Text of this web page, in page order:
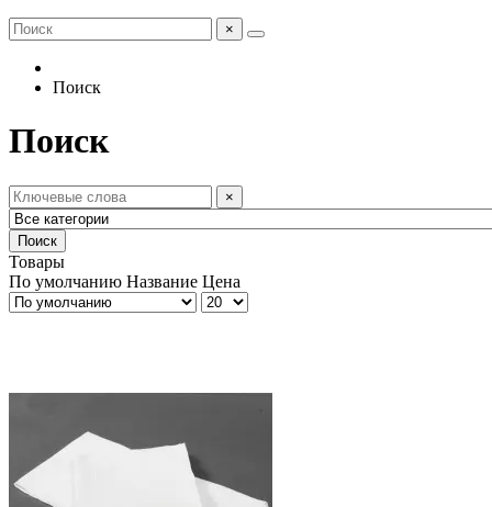
×
Поиск
Поиск
×
Поиск
Товары
По умолчанию Название Цена